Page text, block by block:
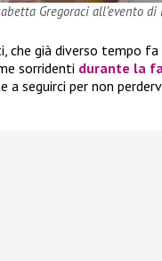
Gregoraci all’evento di
che già diverso tempo fa
sorridenti durante la
a seguirci per non